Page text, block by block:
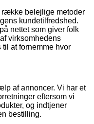
række belejlige metoder
kundetilfredshed.
nettet som giver folk
virksomhedens
at fornemme hvor
af annoncer. Vi har et
eftersom vi
og indtjener
bestilling.